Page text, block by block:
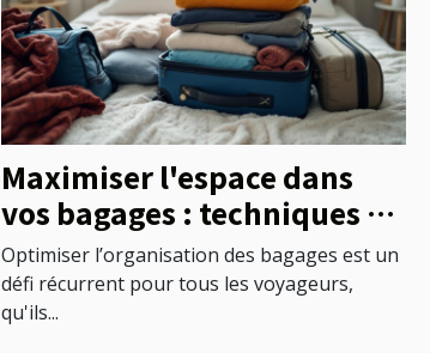
Maximiser l'espace dans
vos bagages : techniques et
astuces
Optimiser l’organisation des bagages est un
défi récurrent pour tous les voyageurs,
qu'ils...